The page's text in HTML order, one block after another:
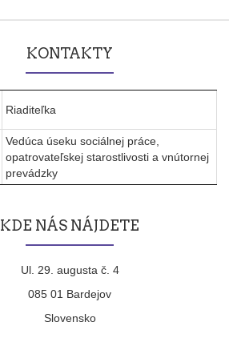
KONTAKTY
Riaditeľka
Vedúca úseku sociálnej práce,
opatrovateľskej starostlivosti a vnútornej
prevádzky
KDE NÁS NÁJDETE
Ul. 29. augusta č. 4
085 01 Bardejov
Slovensko